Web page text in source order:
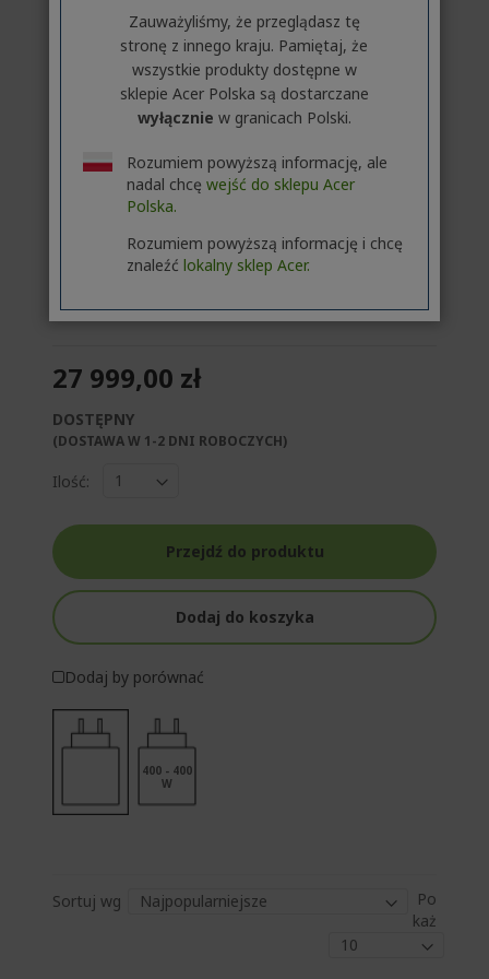
Klient biznesowy lub firma? Odkryj nasze
najlepsze oferty!
SKONTAKTUJ SIĘ Z NAMI
27 999,00 zł
DOSTĘPNY
(DOSTAWA W 1-2 DNI ROBOCZYCH)​
Ilość:
Przejdź do produktu
Dodaj do koszyka
Dodaj by porównać
400 - 400
W
Sortuj wg
Po
każ
Zauważyliśmy, że przeglądasz tę
stronę z innego kraju. Pamiętaj, że
wszystkie produkty dostępne w
sklepie Acer Polska są dostarczane
wyłącznie w granicach Polski.
Rozumiem powyższą informację, ale
nadal chcę wejść do sklepu Acer
Polska.
Rozumiem powyższą informację i chcę
znaleźć lokalny sklep Acer.